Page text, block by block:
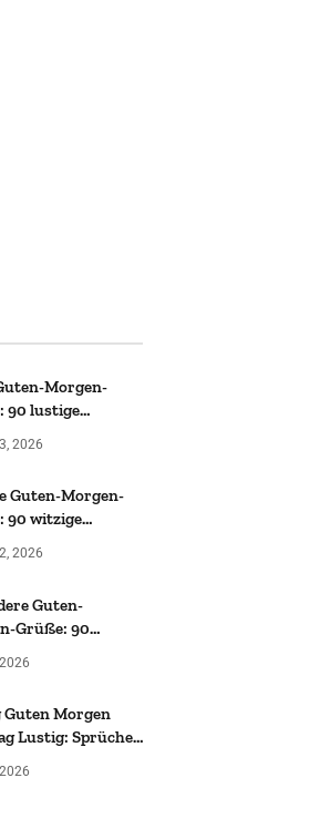
Morgen-
90 lustige
2026
Guten-Morgen-
90 witzige
2026
Guten-
Grüße: 90
Morgen
Lustig: Sprüche